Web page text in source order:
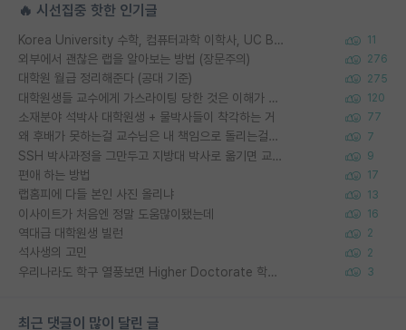
🔥 시선집중 핫한 인기글
Korea University 수학, 컴퓨터과학 이학사, UC Berkeley 산업공학 대학원 공학박사가 되는 것은 쉽지 않겠죠? 11
외부에서 괜찮은 랩을 알아보는 방법 (장문주의) 276
대학원 월급 정리해준다 (공대 기준) 275
대학원생들 교수에게 가스라이팅 당한 것은 이해가 갑니다. 안타깝네요. 120
소재분야 석박사 대학원생 + 물박사들이 착각하는 거 77
왜 후배가 못하는걸 교수님은 내 책임으로 돌리는걸까요? 7
SSH 박사과정을 그만두고 지방대 박사로 옮기면 교수의 꿈은 끝일까요? 9
편애 하는 방법 17
랩홈피에 다들 본인 사진 올리냐 13
이사이트가 처음엔 정말 도움많이됐는데 16
역대급 대학원생 빌런 2
석사생의 고민 2
우리나라도 학구 열풍보면 Higher Doctorate 학위가 필요하다고 봅니다. 3
최근 댓글이 많이 달린 글